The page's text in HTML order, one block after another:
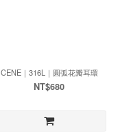
CENE｜316L｜圓弧花瓣耳環
NT$680